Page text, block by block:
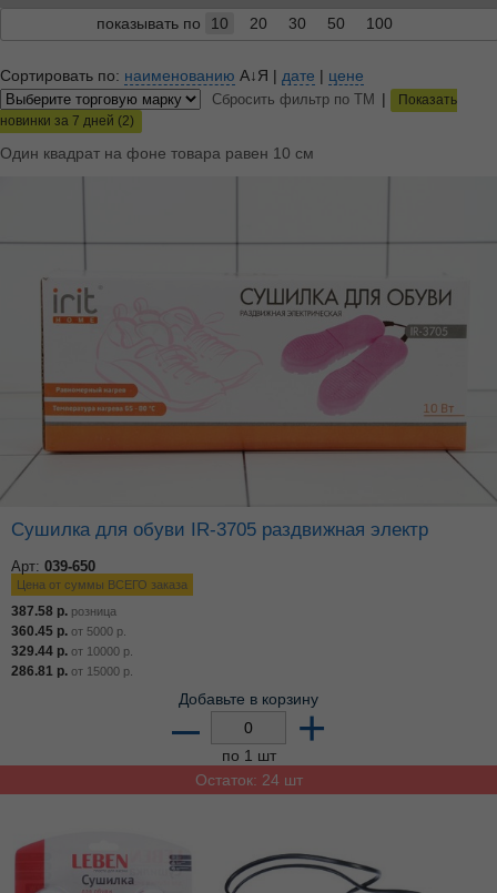
показывать по
10 20 30 50 100
Сортировать по: наименованию А↓Я | дате | цене
Сбросить фильтр по ТМ |
Показать
новинки за 7 дней (2)
Один квадрат на фоне товара равен 10 см
Сушилка для обуви IR-3705 раздвижная электр
Арт: 039-650
Цена от суммы ВСЕГО заказа
387.58 р. розница
360.45 р. от 5000 р.
329.44 р. от 10000 р.
286.81 р. от 15000 р.
Добавьте в корзину
– +
по 1 шт
Остаток: 24 шт